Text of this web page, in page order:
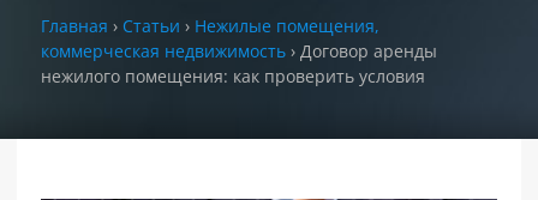
Задать вопрос
(WhatsApp)
Главная › Статьи › Нежилые помещения,
коммерческая недвижимость › Договор аренды
нежилого помещения: как проверить условия